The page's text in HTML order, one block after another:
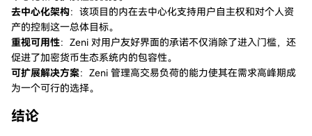
去中心化架构：该项目的内在去中心化支持用户自主权和对个人资
产的控制这一总体目标。
重视可用性：Zeni 对用户友好界面的承诺不仅消除了进入门槛，还
促进了加密货币生态系统内的包容性。
可扩展解决方案：Zeni 管理高交易负荷的能力使其在需求高峰期成
为一个可行的选择。
结论